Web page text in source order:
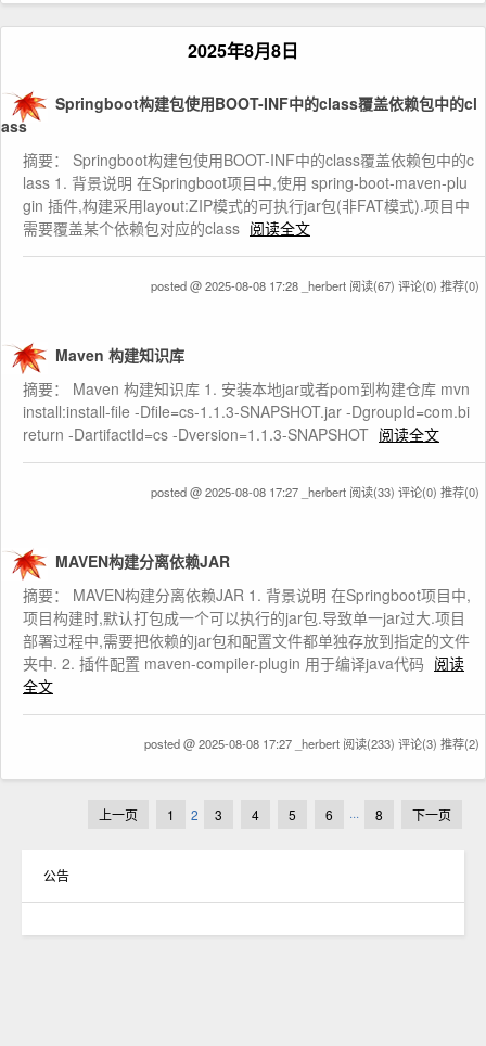
2025年8月8日
Springboot构建包使用BOOT-INF中的class覆盖依赖包中的cl
ass
摘要： Springboot构建包使用BOOT-INF中的class覆盖依赖包中的c
lass 1. 背景说明 在Springboot项目中,使用 spring-boot-maven-plu
gin 插件,构建采用layout:ZIP模式的可执行jar包(非FAT模式).项目中
需要覆盖某个依赖包对应的class 阅读全文
posted @ 2025-08-08 17:28 _herbert 阅读(67) 评论(0) 推荐(0)
Maven 构建知识库
摘要： Maven 构建知识库 1. 安装本地jar或者pom到构建仓库 mvn
install:install-file -Dfile=cs-1.1.3-SNAPSHOT.jar -DgroupId=com.bi
return -DartifactId=cs -Dversion=1.1.3-SNAPSHOT 阅读全文
posted @ 2025-08-08 17:27 _herbert 阅读(33) 评论(0) 推荐(0)
MAVEN构建分离依赖JAR
摘要： MAVEN构建分离依赖JAR 1. 背景说明 在Springboot项目中,
项目构建时,默认打包成一个可以执行的jar包.导致单一jar过大.项目
部署过程中,需要把依赖的jar包和配置文件都单独存放到指定的文件
夹中. 2. 插件配置 maven-compiler-plugin 用于编译java代码 阅读
全文
posted @ 2025-08-08 17:27 _herbert 阅读(233) 评论(3) 推荐(2)
上一页 1 2 3 4 5 6 ··· 8 下一页
公告